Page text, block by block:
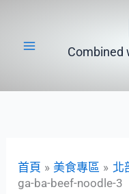
Combined
首頁 美食專區 北
ga-ba-beef-noodle-3